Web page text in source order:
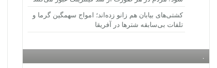
کشتی‌های بیابان هم زانو زده‌اند؛ امواج سهمگین گرما و
تلفات بی‌سابقه شترها در آفریقا
.